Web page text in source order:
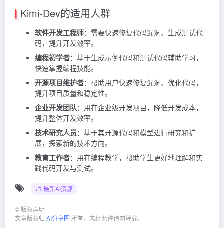
Kimi-Dev的适用人群
软件开发工程师：需要快速修复代码漏洞、生成测试代
码，提升开发效率。
编程初学者：基于生成示例代码和测试代码辅助学习，
快速掌握编程技能。
开源项目维护者：帮助用户快速修复漏洞、优化代码，
提升项目质量和稳定性。
企业开发团队：用在企业级开发项目，降低开发成本，
提升整体开发效率。
技术研究人员：基于其开源代码和模型进行研究和扩
展，探索新的技术方向。
教育工作者：用在编程教学，帮助学生更好地理解和实
践代码开发与测试。
最新AI资源
© 版权声明
文章版权归 AI分享圈 所有，未经允许请勿转载。